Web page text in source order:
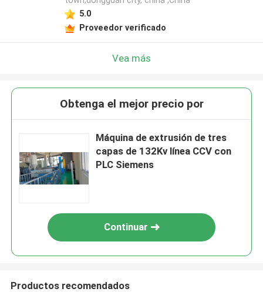
5.0
Proveedor verificado
Vea más
Obtenga el mejor precio por
Máquina de extrusión de tres
capas de 132Kv línea CCV con
PLC Siemens
Continuar
Productos recomendados